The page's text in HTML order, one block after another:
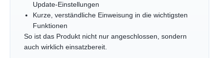
Update-Einstellungen
Kurze, verständliche Einweisung in die wichtigsten
Funktionen
So ist das Produkt nicht nur angeschlossen, sondern
auch wirklich einsatzbereit.